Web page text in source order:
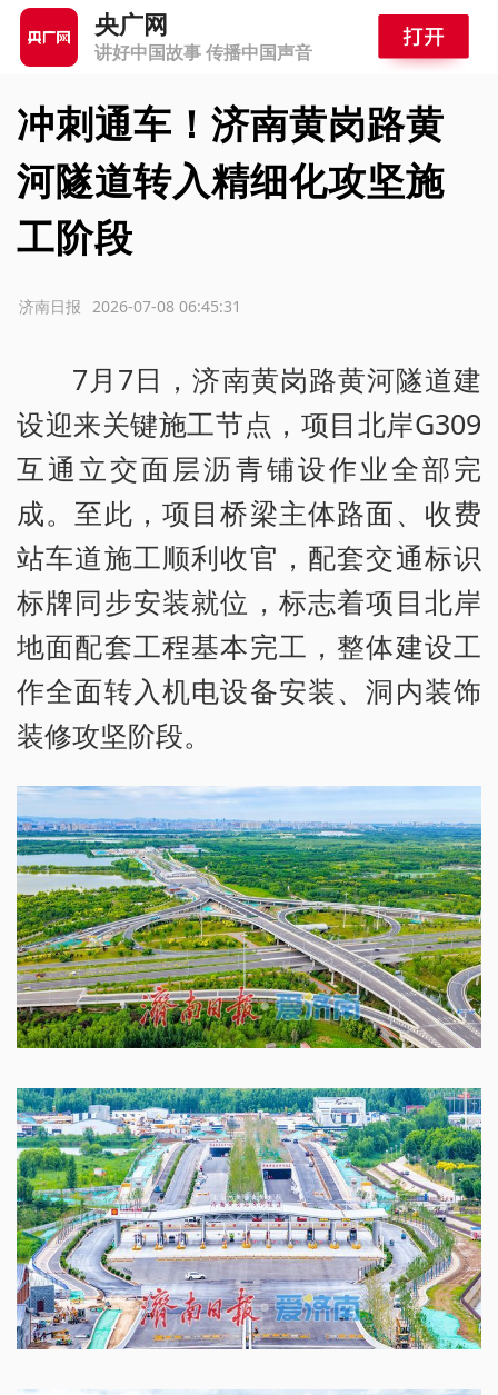
央广网
讲好中国故事 传播中国声音
冲刺通车！济南黄岗路黄
河隧道转入精细化攻坚施
工阶段
2026-07-08 06:45:31
济南日报
7月7日，济南黄岗路黄河隧道建
设迎来关键施工节点，项目北岸G309
互通立交面层沥青铺设作业全部完
成。至此，项目桥梁主体路面、收费
站车道施工顺利收官，配套交通标识
标牌同步安装就位，标志着项目北岸
地面配套工程基本完工，整体建设工
作全面转入机电设备安装、洞内装饰
装修攻坚阶段。